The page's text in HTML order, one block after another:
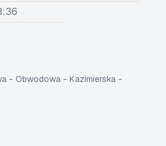
- Obwodowa - Kazimierska -